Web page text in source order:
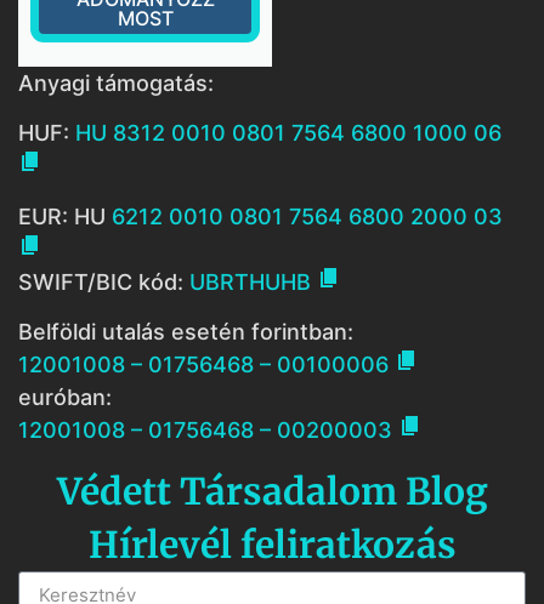
MOST
Anyagi támogatás:
HUF: HU 8312 0010 0801 7564 6800 1000 06

EUR: HU 6212 0010 0801 7564 6800 2000 03

SWIFT/BIC kód: UBRTHUHB 
Belföldi utalás esetén forintban:
12001008 – 01756468 – 00100006 
euróban:
12001008 – 01756468 – 00200003 
Védett Társadalom Blog
Hírlevél feliratkozás